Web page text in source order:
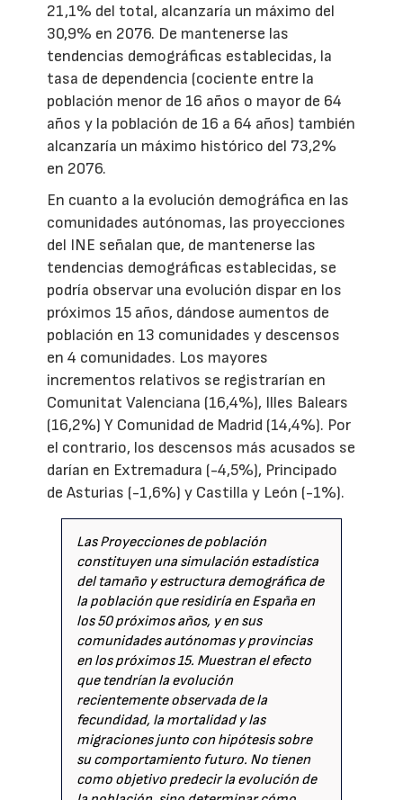
21,1% del total, alcanzaría un máximo del
30,9% en 2076. De mantenerse las
tendencias demográficas establecidas, la
tasa de dependencia (cociente entre la
población menor de 16 años o mayor de 64
años y la población de 16 a 64 años) también
alcanzaría un máximo histórico del 73,2%
en 2076.
En cuanto a la evolución demográfica en las
comunidades autónomas, las proyecciones
del INE señalan que, de mantenerse las
tendencias demográficas establecidas, se
podría observar una evolución dispar en los
próximos 15 años, dándose aumentos de
población en 13 comunidades y descensos
en 4 comunidades. Los mayores
incrementos relativos se registrarían en
Comunitat Valenciana (16,4%), Illes Balears
(16,2%) Y Comunidad de Madrid (14,4%). Por
el contrario, los descensos más acusados se
darían en Extremadura (-4,5%), Principado
de Asturias (-1,6%) y Castilla y León (-1%).
Las Proyecciones de población
constituyen una simulación estadística
del tamaño y estructura demográfica de
la población que residiría en España en
los 50 próximos años, y en sus
comunidades autónomas y provincias
en los próximos 15. Muestran el efecto
que tendrían la evolución
recientemente observada de la
fecundidad, la mortalidad y las
migraciones junto con hipótesis sobre
su comportamiento futuro. No tienen
como objetivo predecir la evolución de